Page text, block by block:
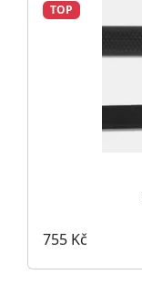
TOP
755 Kč